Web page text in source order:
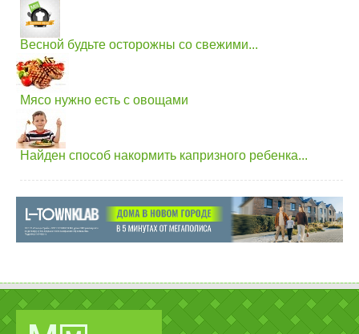
Весной будьте осторожны со свежими...
Мясо нужно есть с овощами
Найден способ накормить капризного ребенка...